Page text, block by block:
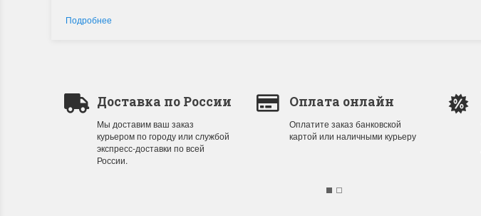
Летние Скидки
!! СКИДКА 20% ‼️ с 1 до 3 июня в честь
Раритеты Дим. New!
Подробнее
Доставка по России
Мы доставим ваш заказ
курьером по городу или службой
экспресс-доставки по всей
России.
Оплата онлайн
Оплатите заказ банковской
картой или наличными курьеру